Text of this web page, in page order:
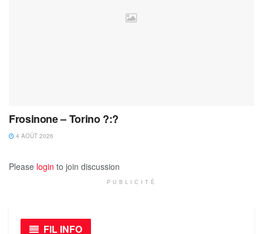
Frosinone – Torino ?:?
4 AOÛT 2026
Please login to join discussion
PUBLICITÉ
FIL INFO